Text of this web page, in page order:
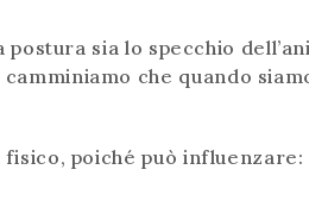
sia lo specchio
camminiamo che quando
poiché può influenzare: